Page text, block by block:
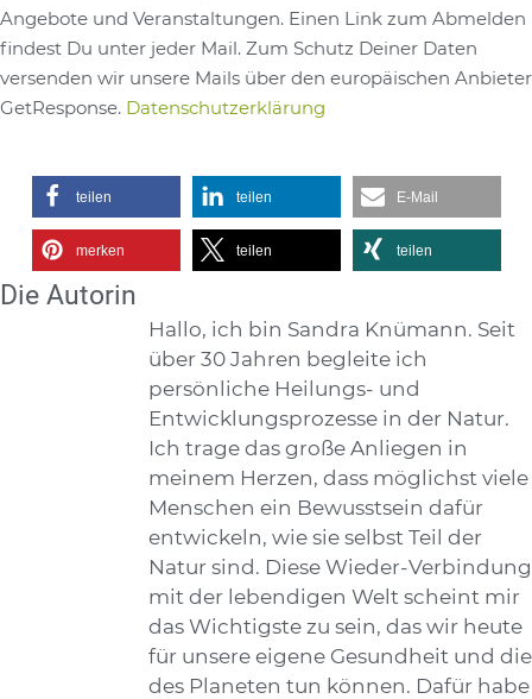
Angebote und Veranstaltungen. Einen Link zum Abmelden
findest Du unter jeder Mail. Zum Schutz Deiner Daten
versenden wir unsere Mails über den europäischen Anbieter
GetResponse. Datenschutzerklärung
teilen teilen E-Mail
merken teilen teilen
Die Autorin
Hallo, ich bin Sandra Knümann. Seit
über 30 Jahren begleite ich
persönliche Heilungs- und
Entwicklungsprozesse in der Natur.
Ich trage das große Anliegen in
meinem Herzen, dass möglichst viele
Menschen ein Bewusstsein dafür
entwickeln, wie sie selbst Teil der
Natur sind. Diese Wieder-Verbindung
mit der lebendigen Welt scheint mir
das Wichtigste zu sein, das wir heute
für unsere eigene Gesundheit und die
des Planeten tun können. Dafür habe